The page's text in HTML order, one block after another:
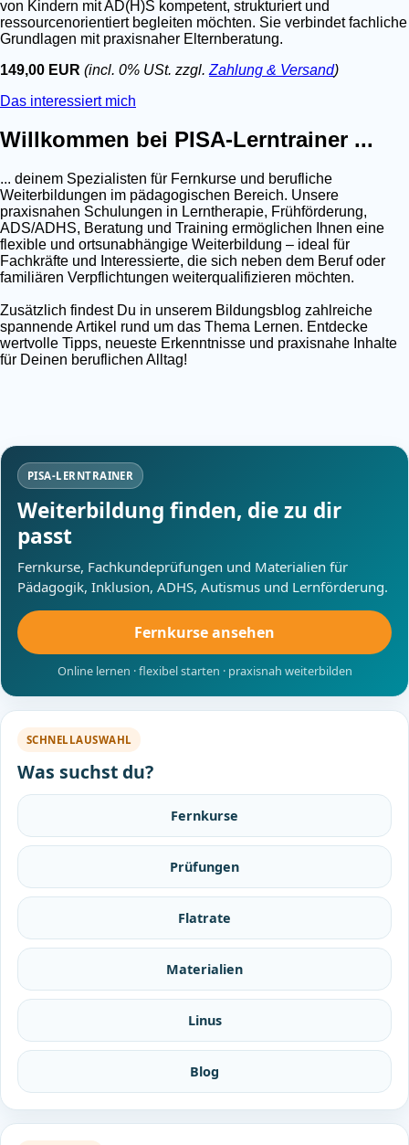
von Kindern mit AD(H)S kompetent, strukturiert und
ressourcenorientiert begleiten möchten. Sie verbindet fachliche
Grundlagen mit praxisnaher Elternberatung.
149,00 EUR (incl. 0% USt. zzgl. Zahlung & Versand)
Das interessiert mich
Willkommen bei PISA-Lerntrainer ...
... deinem Spezialisten für Fernkurse und berufliche
Weiterbildungen im pädagogischen Bereich. Unsere
praxisnahen Schulungen in Lerntherapie, Frühförderung,
ADS/ADHS, Beratung und Training ermöglichen Ihnen eine
flexible und ortsunabhängige Weiterbildung – ideal für
Fachkräfte und Interessierte, die sich neben dem Beruf oder
familiären Verpflichtungen weiterqualifizieren möchten.
Zusätzlich findest Du in unserem Bildungsblog zahlreiche
spannende Artikel rund um das Thema Lernen. Entdecke
wertvolle Tipps, neueste Erkenntnisse und praxisnahe Inhalte
für Deinen beruflichen Alltag!
PISA-LERNTRAINER
Weiterbildung finden, die zu dir
passt
Fernkurse, Fachkundeprüfungen und Materialien für
Pädagogik, Inklusion, ADHS, Autismus und Lernförderung.
Fernkurse ansehen
Online lernen · flexibel starten · praxisnah weiterbilden
SCHNELLAUSWAHL
Was suchst du?
Fernkurse
Prüfungen
Flatrate
Materialien
Linus
Blog